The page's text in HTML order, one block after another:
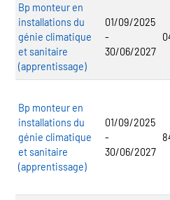
Bp monteur en
installations du
génie climatique
et sanitaire
(apprentissage)
01/09/2025
-
30/06/2027
Bp monteur en
installations du
génie climatique
et sanitaire
(apprentissage)
01/09/2025
-
30/06/2027